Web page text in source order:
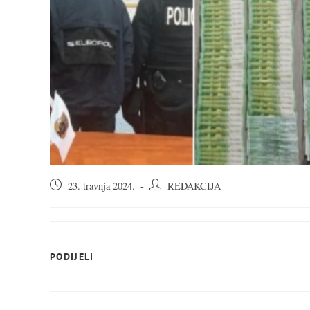
Objava23. travnja 2024.
AutorREDAKCIJA
PODIJELI